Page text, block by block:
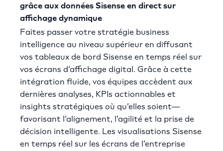
grâce aux données Sisense en direct sur
affichage dynamique
Faites passer votre stratégie business
intelligence au niveau supérieur en diffusant
vos tableaux de bord Sisense en temps réel sur
vos écrans d’affichage digital. Grâce à cette
intégration fluide, vos équipes accèdent aux
dernières analyses, KPIs actionnables et
insights stratégiques où qu’elles soient—
favorisant l’alignement, l’agilité et la prise de
décision intelligente. Les visualisations Sisense
en temps réel sur les écrans de l’entreprise